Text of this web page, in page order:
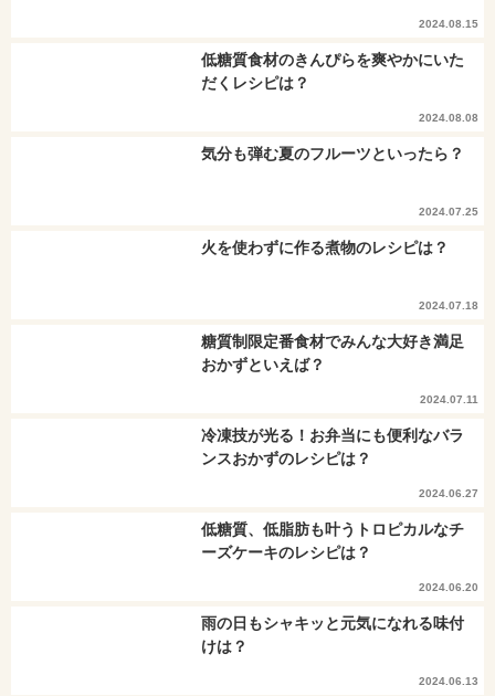
2024.08.15
低糖質食材のきんぴらを爽やかにいた
だくレシピは？
2024.08.08
気分も弾む夏のフルーツといったら？
2024.07.25
火を使わずに作る煮物のレシピは？
2024.07.18
糖質制限定番食材でみんな大好き満足
おかずといえば？
2024.07.11
冷凍技が光る！お弁当にも便利なバラ
ンスおかずのレシピは？
2024.06.27
低糖質、低脂肪も叶うトロピカルなチ
ーズケーキのレシピは？
2024.06.20
雨の日もシャキッと元気になれる味付
けは？
2024.06.13